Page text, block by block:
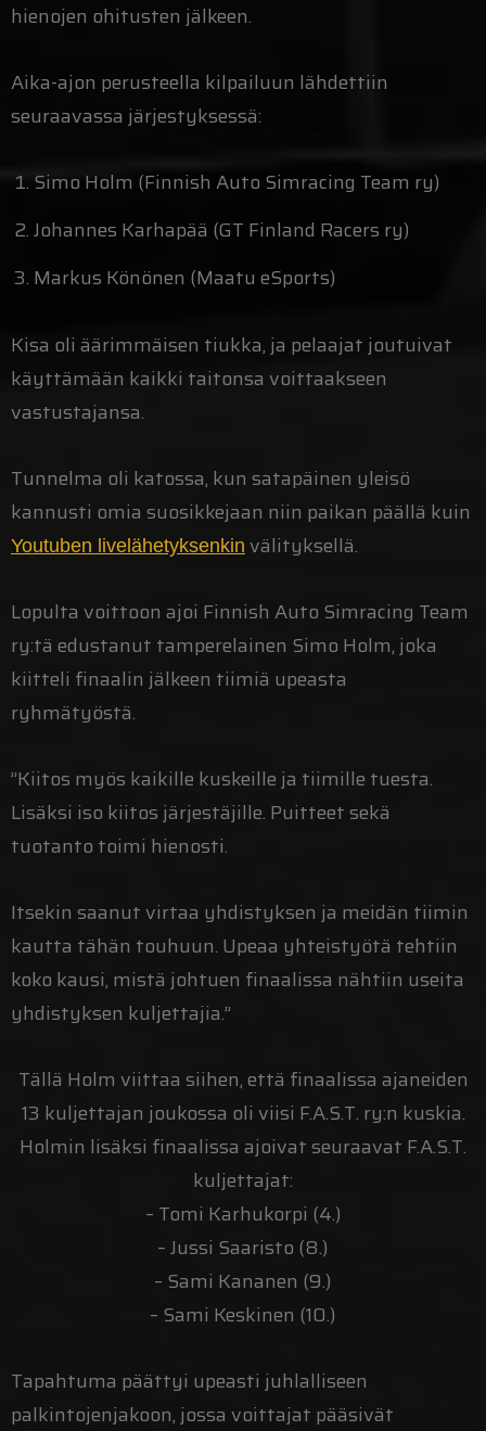
hienojen ohitusten jälkeen.
Aika-ajon perusteella kilpailuun lähdettiin
seuraavassa järjestyksessä:
Simo Holm (Finnish Auto Simracing Team ry)
Johannes Karhapää (GT Finland Racers ry)
Markus Könönen (Maatu eSports)
Kisa oli äärimmäisen tiukka, ja pelaajat joutuivat
käyttämään kaikki taitonsa voittaakseen
vastustajansa.
Tunnelma oli katossa, kun satapäinen yleisö
kannusti omia suosikkejaan niin paikan päällä kuin
Youtuben livelähetyksenkin välityksellä.
Lopulta voittoon ajoi Finnish Auto Simracing Team
ry:tä edustanut tamperelainen Simo Holm, joka
kiitteli finaalin jälkeen tiimiä upeasta
ryhmätyöstä.
”Kiitos myös kaikille kuskeille ja tiimille tuesta.
Lisäksi iso kiitos järjestäjille. Puitteet sekä
tuotanto toimi hienosti.
Itsekin saanut virtaa yhdistyksen ja meidän tiimin
kautta tähän touhuun. Upeaa yhteistyötä tehtiin
koko kausi, mistä johtuen finaalissa nähtiin useita
yhdistyksen kuljettajia.”
Tällä Holm viittaa siihen, että finaalissa ajaneiden
13 kuljettajan joukossa oli viisi F.A.S.T. ry:n kuskia.
Holmin lisäksi finaalissa ajoivat seuraavat F.A.S.T.
kuljettajat:
– Tomi Karhukorpi (4.)
– Jussi Saaristo (8.)
– Sami Kananen (9.)
– Sami Keskinen (10.)
Tapahtuma päättyi upeasti juhlalliseen
palkintojenjakoon, jossa voittajat pääsivät